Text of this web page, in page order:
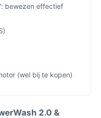
bewezen effectief
(wel bij te kopen)
2.0 &